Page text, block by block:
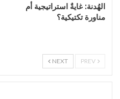
الهُدنة: غايةٌ استراتيجية أم
مناورة تكتيكية؟
NEXT